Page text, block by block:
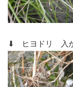
⬇ ヒヨドリ 入